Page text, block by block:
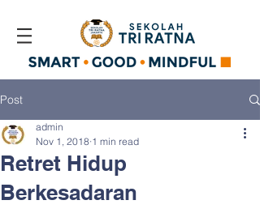
Post
Retret Hidup
Berkesadaran
admin
Nov 1, 2018 1 min read